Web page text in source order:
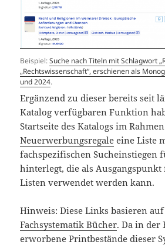
Beispiel:Suche nach Titeln mit Schlagwort
„Rechtswissenschaft“, erschienen als
und 2024.
Ergänzend zu dieser bereits seit
Katalog verfügbaren Funktion
Startseite des Katalogs im
Neuerwerbungsregale eine Liste
fachspezifischen Sucheinstiegen
hinterlegt, die als
Listen verwendet werden kann.
Hinweis: Diese Links basieren
Fachsystematik Bücher. Da in der
erworbene Printbestände dieser